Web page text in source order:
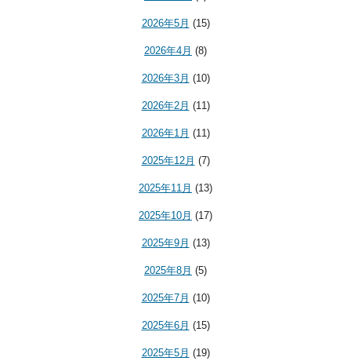
2026年5月 (15)
2026年4月 (8)
2026年3月 (10)
2026年2月 (11)
2026年1月 (11)
2025年12月 (7)
2025年11月 (13)
2025年10月 (17)
2025年9月 (13)
2025年8月 (5)
2025年7月 (10)
2025年6月 (15)
2025年5月 (19)